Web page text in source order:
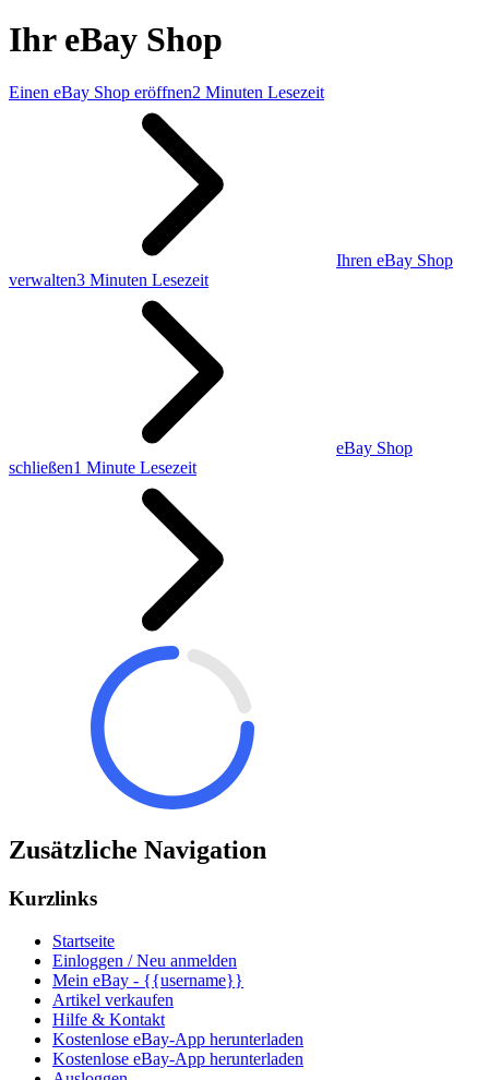
Ihr eBay Shop
Einen eBay Shop eröffnen2 Minuten Lesezeit
Ihren eBay Shop
verwalten3 Minuten Lesezeit
eBay Shop
schließen1 Minute Lesezeit
Zusätzliche Navigation
Kurzlinks
Startseite
Einloggen / Neu anmelden
Mein eBay - {{username}}
Artikel verkaufen
Hilfe & Kontakt
Kostenlose eBay-App herunterladen
Kostenlose eBay-App herunterladen